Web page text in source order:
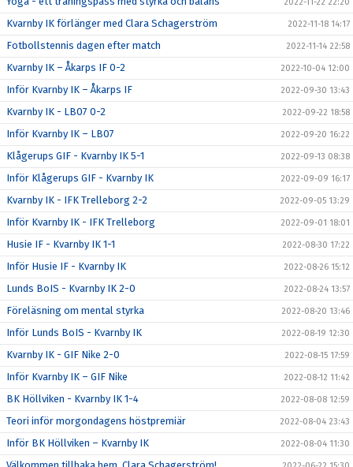
Kvarnby IK förlänger med Clara Schagerström 2022-11-18 14:17
Fotbollstennis dagen efter match 2022-11-14 22:58
Kvarnby IK – Åkarps IF 0-2 2022-10-04 12:00
Inför Kvarnby IK – Åkarps IF 2022-09-30 13:43
Kvarnby IK - LB07 0-2 2022-09-22 18:58
Inför Kvarnby IK – LB07 2022-09-20 16:22
Klågerups GIF - Kvarnby IK 5-1 2022-09-13 08:38
Inför Klågerups GIF - Kvarnby IK 2022-09-09 16:17
Kvarnby IK - IFK Trelleborg 2-2 2022-09-05 13:29
Inför Kvarnby IK - IFK Trelleborg 2022-09-01 18:01
Husie IF - Kvarnby IK 1-1 2022-08-30 17:22
Inför Husie IF - Kvarnby IK 2022-08-26 15:12
Lunds BoIS - Kvarnby IK 2-0 2022-08-24 13:57
Föreläsning om mental styrka 2022-08-20 13:46
Inför Lunds BoIS - Kvarnby IK 2022-08-19 12:30
Kvarnby IK - GIF Nike 2-0 2022-08-15 17:59
Inför Kvarnby IK – GIF Nike 2022-08-12 11:42
BK Höllviken - Kvarnby IK 1-4 2022-08-08 12:59
Teori inför morgondagens höstpremiär 2022-08-04 23:43
Inför BK Höllviken – Kvarnby IK 2022-08-04 11:30